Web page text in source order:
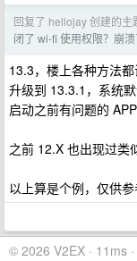
回复了 hellojay 创建的主
闭了 wi-fi 使用权限？崩溃
13.3，楼上各种方法
升级到 13.3.1，系统默
启动之前有问题的
之前 12.X 也出现过类
以上算是个例，仅供
© 2026 V2EX · 11ms